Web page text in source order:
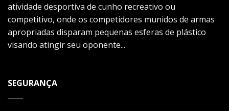
atividade desportiva de cunho recreativo ou
competitivo, onde os competidores munidos de armas
apropriadas disparam pequenas esferas de plástico
visando atingir seu oponente...
SEGURANÇA